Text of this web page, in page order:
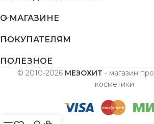
О МАГАЗИНЕ
ПОКУПАТЕЛЯМ
ПОЛЕЗНОЕ
© 2010-2026 МЕЗОХИТ - магазин
косметики